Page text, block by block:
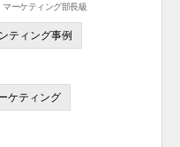
ーケティング部長級
ティング事例
ケティング